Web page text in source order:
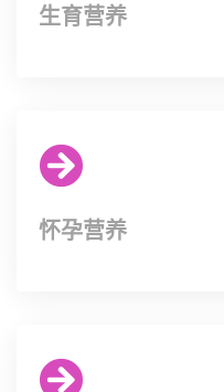
生育营养
怀孕营养